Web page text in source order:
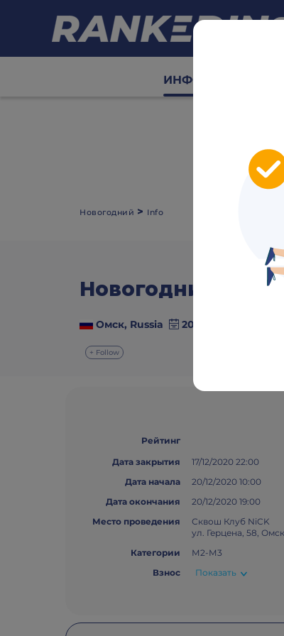
ИНФО
Новогодний > Info
Новогодний
Омск, Russia 20 December 2020
+ Follow
Рейтинг
Дата закрытия
17/12/2020 22:00
Дата начала
20/12/2020 10:00
Дата окончания
20/12/2020 19:00
Место проведения
Сквош Клуб NiCK
ул. Герцена, 58,
Категории
М2-М3
Взнос
Показать